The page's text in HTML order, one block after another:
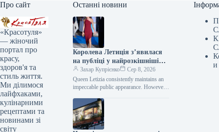
Про сайт
«Красотуля»
— жіночий
портал про
красу,
здоров'я та
стиль життя.
Ми ділимося
лайфхаками,
кулінарними
рецептами та
новинами зі
світу
Останні новини
Королева Летиція з’явилася
на публіці у найрозкішнішій
сукні цього літа
Захар Купрієнко
Сер 8, 2026
Queen Letizia consistently maintains an
impeccable public appearance. However,
managed to surprise everyone.…
и